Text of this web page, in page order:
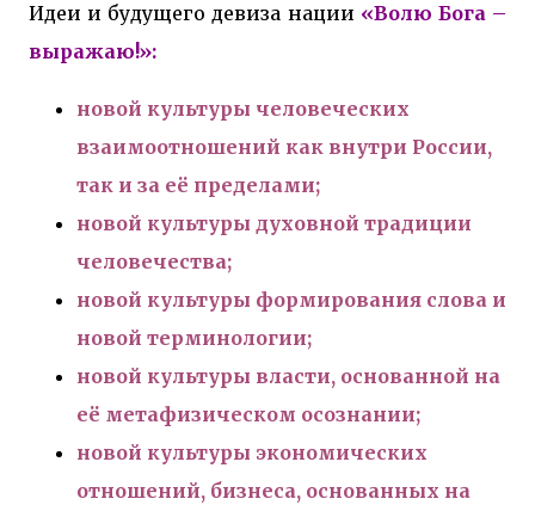
Идеи и будущего девиза нации «Волю Бога –
выражаю!»:
новой культуры человеческих
взаимоотношений как внутри России,
так и за её пределами;
новой культуры духовной традиции
человечества;
новой культуры формирования слова и
новой терминологии;
новой культуры власти, основанной на
её метафизическом осознании;
новой культуры экономических
отношений, бизнеса, основанных на